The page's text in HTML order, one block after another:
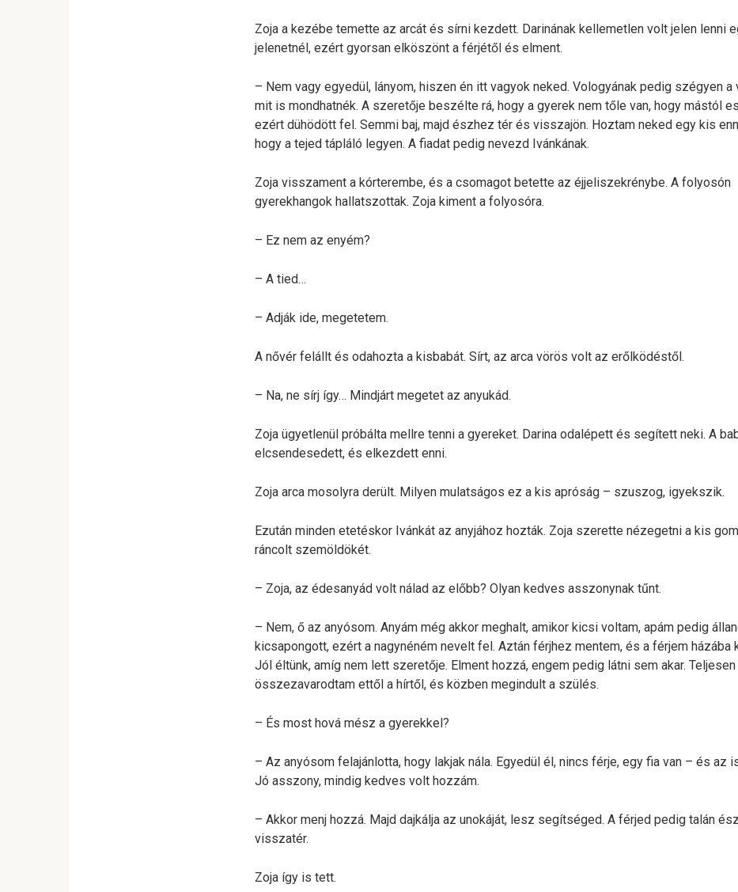
Zoja a kezébe temette az arcát és sírni kezdett. Darinának kellemetlen volt jelen lenni
jelenetnél, ezért gyorsan elköszönt a férjétől és elment.
– Nem vagy egyedül, lányom, hiszen én itt vagyok neked. Vologyának pedig szégyen
mit is mondhatnék. A szeretője beszélte rá, hogy a gyerek nem tőle van, hogy mástól
ezért dühödött fel. Semmi baj, majd észhez tér és visszajön. Hoztam neked egy kis
hogy a tejed tápláló legyen. A fiadat pedig nevezd Ivánkának.
Zoja visszament a kórterembe, és a csomagot betette az éjjeliszekrénybe. A folyosón
gyerekhangok hallatszottak. Zoja kiment a folyosóra.
– Ez nem az enyém?
– A tied…
– Adják ide, megetetem.
A nővér felállt és odahozta a kisbabát. Sírt, az arca vörös volt az erőlködéstől.
– Na, ne sírj így… Mindjárt megetet az anyukád.
Zoja ügyetlenül próbálta mellre tenni a gyereket. Darina odalépett és segített neki. A
elcsendesedett, és elkezdett enni.
Zoja arca mosolyra derült. Milyen mulatságos ez a kis apróság – szuszog, igyekszik.
Ezután minden etetéskor Ivánkát az anyjához hozták. Zoja szerette nézegetni a kis
ráncolt szemöldökét.
– Zoja, az édesanyád volt nálad az előbb? Olyan kedves asszonynak tűnt.
– Nem, ő az anyósom. Anyám még akkor meghalt, amikor kicsi voltam, apám pedig
kicsapongott, ezért a nagynéném nevelt fel. Aztán férjhez mentem, és a férjem házába
Jól éltünk, amíg nem lett szeretője. Elment hozzá, engem pedig látni sem akar. Teljesen
összezavarodtam ettől a hírtől, és közben megindult a szülés.
– És most hová mész a gyerekkel?
– Az anyósom felajánlotta, hogy lakjak nála. Egyedül él, nincs férje, egy fia van – és az
Jó asszony, mindig kedves volt hozzám.
– Akkor menj hozzá. Majd dajkálja az unokáját, lesz segítséged. A férjed pedig talán
visszatér.
Zoja így is tett.